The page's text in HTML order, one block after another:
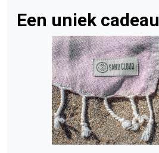
Een uniek cadeau